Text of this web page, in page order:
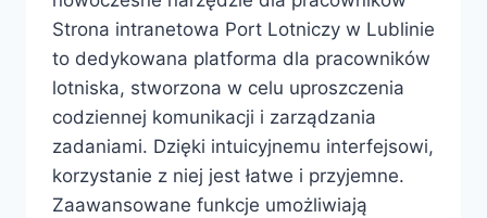
Strona intranetowa Port Lotniczy w Lublinie
to dedykowana platforma dla pracowników
lotniska, stworzona w celu uproszczenia
codziennej komunikacji i zarządzania
zadaniami. Dzięki intuicyjnemu interfejsowi,
korzystanie z niej jest łatwe i przyjemne.
Zaawansowane funkcje umożliwiają